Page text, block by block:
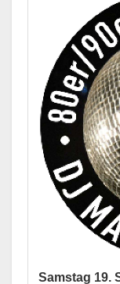
Samstag 19.